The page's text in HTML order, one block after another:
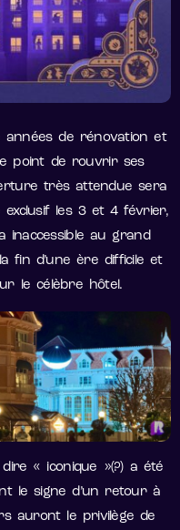
années de rénovation et
point de rouvrir ses
très attendue sera
exclusif les 3 et 4 février,
inaccessible au grand
fin d’une ère difficile et
le célèbre hôtel.
dire « iconique »(?) a été
le signe d’un retour à
auront le privilège de